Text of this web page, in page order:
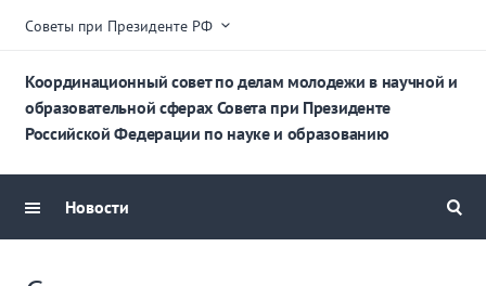
Советы при Президенте РФ
Координационный совет по делам молодежи в научной и
образовательной сферах Совета при Президенте
Российской Федерации по науке и образованию
Новости